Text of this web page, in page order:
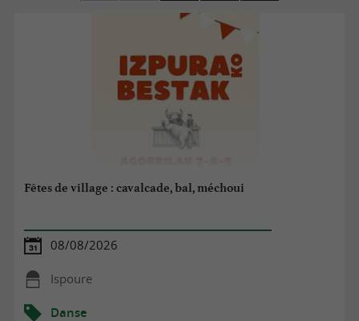
Fêtes de village : cavalcade, bal, méchoui
08/08/2026
Ispoure
Danse